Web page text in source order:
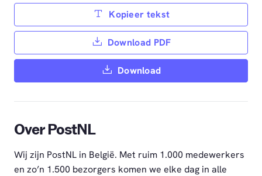
Kopieer tekst
Download PDF
Download
Over PostNL
Wij zijn PostNL in België. Met ruim 1.000 medewerkers
en zo’n 1.500 bezorgers komen we elke dag in alle